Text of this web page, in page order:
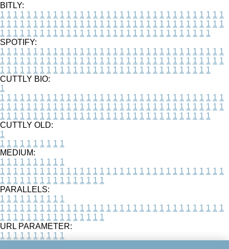
BITLY:
1 1 1 1 1 1 1 1 1 1 1 1 1 1 1 1 1 1 1 1 1 1 1 1 1 1 1 1 1 1 1 1 1 1
1 1 1 1 1 1 1 1 1 1 1 1 1 1 1 1 1 1 1 1 1 1 1 1 1 1 1 1 1 1 1 1 1 1
1 1 1 1 1 1 1 1 1 1 1 1 1 1 1 1 1 1 1 1 1 1 1 1 1 1 1 1 1 1 1 1
SPOTIFY:
1 1 1 1 1 1 1 1 1 1 1 1 1 1 1 1 1 1 1 1 1 1 1 1 1 1 1 1 1 1 1 1 1 1
1 1 1 1 1 1 1 1 1 1 1 1 1 1 1 1 1 1 1 1 1 1 1 1 1 1 1 1 1 1 1 1 1 1
1 1 1 1 1 1 1 1 1 1 1 1 1 1 1 1 1 1 1 1 1 1 1 1 1 1 1 1 1 1 1 1
CUTTLY BIO:
1
1 1 1 1 1 1 1 1 1 1 1 1 1 1 1 1 1 1 1 1 1 1 1 1 1 1 1 1 1 1 1 1 1 1
1 1 1 1 1 1 1 1 1 1 1 1 1 1 1 1 1 1 1 1 1 1 1 1 1 1 1 1 1 1 1 1 1 1
1 1 1 1 1 1 1 1 1 1 1 1 1 1 1 1 1 1 1 1 1 1 1 1 1 1 1 1 1 1 1 1
CUTTLY OLD:
1
1 1 1 1 1 1 1 1 1 1
MEDIUM:
1 1 1 1 1 1 1 1 1 1
1 1 1 1 1 1 1 1 1 1 1 1 1 1 1 1 1 1 1 1 1 1 1 1 1 1 1 1 1 1 1 1 1 1
1 1 1 1 1 1 1 1 1 1 1 1 1 1 1 1
PARALLELS:
1 1 1 1 1 1 1 1 1 1
1 1 1 1 1 1 1 1 1 1 1 1 1 1 1 1 1 1 1 1 1 1 1 1 1 1 1 1 1 1 1 1 1 1
1 1 1 1 1 1 1 1 1 1 1 1 1 1 1 1
URL PARAMETER:
1 1 1 1 1 1 1 1 1 1